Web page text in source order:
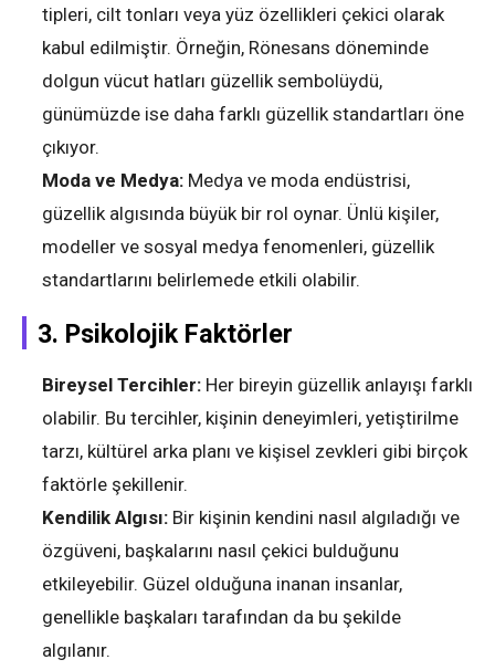
tipleri, cilt tonları veya yüz özellikleri çekici olarak
kabul edilmiştir. Örneğin, Rönesans döneminde
dolgun vücut hatları güzellik sembolüydü,
günümüzde ise daha farklı güzellik standartları öne
çıkıyor.
Moda ve Medya: Medya ve moda endüstrisi,
güzellik algısında büyük bir rol oynar. Ünlü kişiler,
modeller ve sosyal medya fenomenleri, güzellik
standartlarını belirlemede etkili olabilir.
3. Psikolojik Faktörler
Bireysel Tercihler: Her bireyin güzellik anlayışı farklı
olabilir. Bu tercihler, kişinin deneyimleri, yetiştirilme
tarzı, kültürel arka planı ve kişisel zevkleri gibi birçok
faktörle şekillenir.
Kendilik Algısı: Bir kişinin kendini nasıl algıladığı ve
özgüveni, başkalarını nasıl çekici bulduğunu
etkileyebilir. Güzel olduğuna inanan insanlar,
genellikle başkaları tarafından da bu şekilde
algılanır.